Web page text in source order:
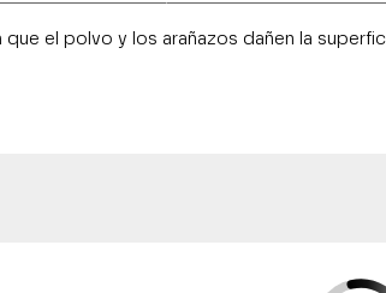
el polvo y los arañazos dañen la